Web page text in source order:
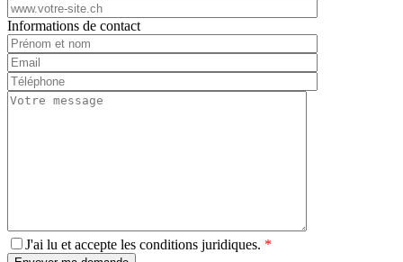
Informations de contact
J'ai lu et accepte les conditions juridiques. *